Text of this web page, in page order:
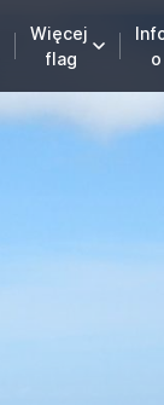
Więcej
flag